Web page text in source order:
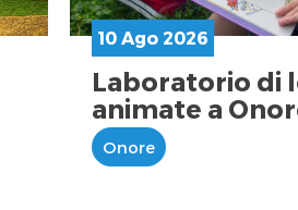
10 Ago 2026
Laboratorio di
animate a
Onore